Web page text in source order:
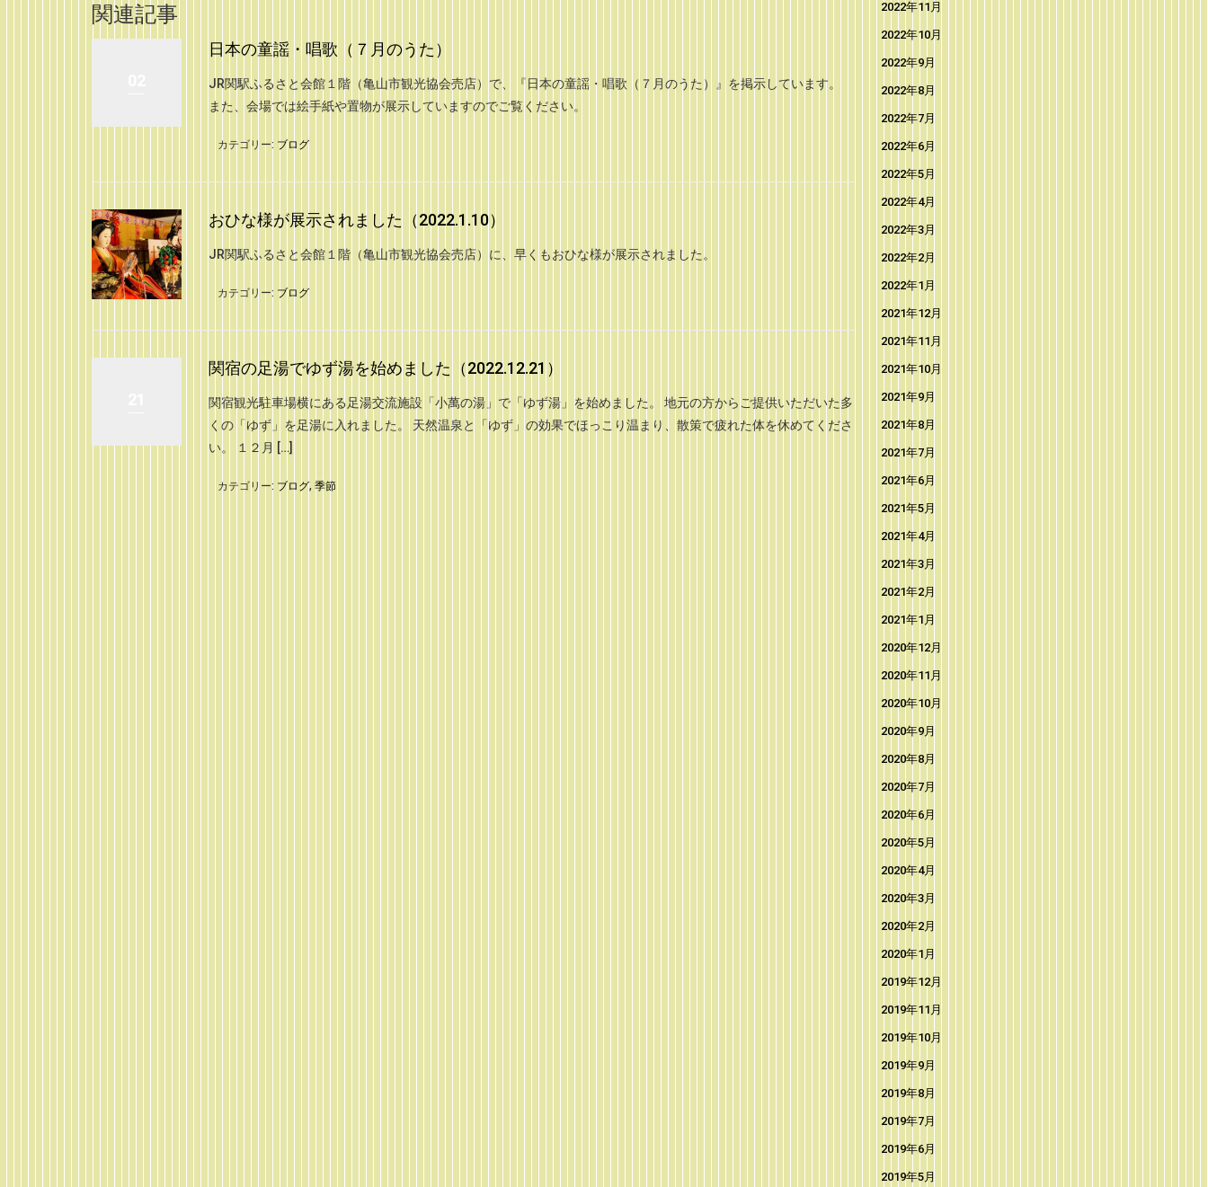
関連記事
日本の童謡・唱歌（７月のうた）
JR関駅ふるさと会館１階（亀山市観光協会売店）で、『日本の童謡・唱歌（７月のうた）』を掲示しています。
また、会場では絵手紙や置物が展示していますのでご覧ください。
カテゴリー: ブログ
おひな様が展示されました（2022.1.10）
JR関駅ふるさと会館１階（亀山市観光協会売店）に、早くもおひな様が展示されました。
カテゴリー: ブログ
関宿の足湯でゆず湯を始めました（2022.12.21）
関宿観光駐車場横にある足湯交流施設「小萬の湯」で「ゆず湯」を始めました。 地元の方からご提供いただいた多
くの「ゆず」を足湯に入れました。 天然温泉と「ゆず」の効果でほっこり温まり、散策で疲れた体を休めてくださ
い。 １２月 […]
カテゴリー: ブログ, 季節
2022年11月
2022年10月
2022年9月
2022年8月
2022年7月
2022年6月
2022年5月
2022年4月
2022年3月
2022年2月
2022年1月
2021年12月
2021年11月
2021年10月
2021年9月
2021年8月
2021年7月
2021年6月
2021年5月
2021年4月
2021年3月
2021年2月
2021年1月
2020年12月
2020年11月
2020年10月
2020年9月
2020年8月
2020年7月
2020年6月
2020年5月
2020年4月
2020年3月
2020年2月
2020年1月
2019年12月
2019年11月
2019年10月
2019年9月
2019年8月
2019年7月
2019年6月
2019年5月